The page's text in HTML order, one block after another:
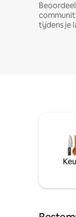
tijdens je